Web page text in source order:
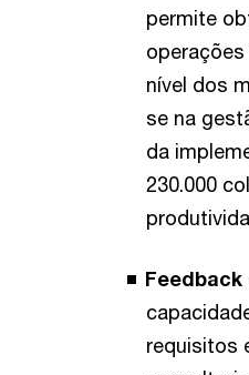
permite
nível dos
se na
da
230.000
requisitos